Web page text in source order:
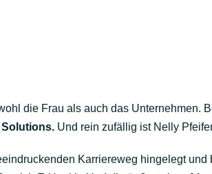
die Frau als auch das Unternehmen.
Und rein zufällig ist Nelly
Karriereweg hingelegt